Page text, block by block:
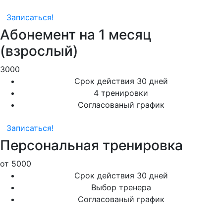
Записаться!
Абонемент на 1 месяц
(взрослый)
3000
Срок действия 30 дней
4 тренировки
Согласованый график
Записаться!
Персональная тренировка
от 5000
Срок действия 30 дней
Выбор тренера
Согласованый график